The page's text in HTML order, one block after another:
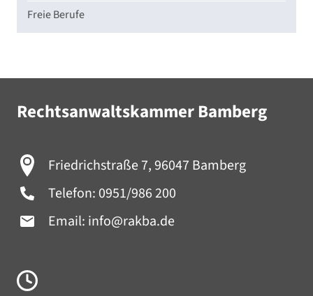
Freie Berufe
Rechtsanwaltskammer Bamberg
Friedrichstraße 7, 96047 Bamberg
Telefon: 0951/986 200
Email: info@rakba.de